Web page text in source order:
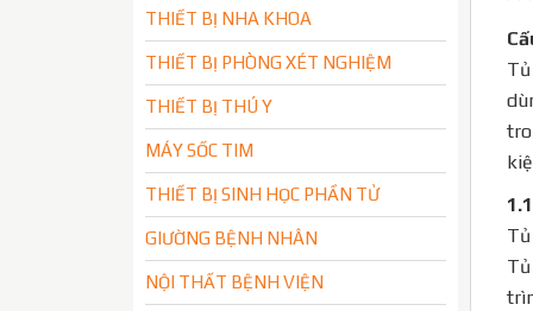
THIẾT BỊ NHA KHOA
THIẾT BỊ PHÒNG XÉT NGHIỆM
THIẾT BỊ THÚ Y
MÁY SỐC TIM
THIẾT BỊ SINH HỌC PHẦN TỬ
GIƯỜNG BỆNH NHÂN
NỘI THẤT BỆNH VIỆN